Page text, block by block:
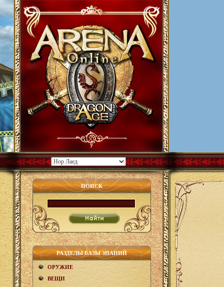
ПОИСК
РАЗДЕЛЫ БАЗЫ ЗНАНИЙ
ОРУЖИЕ
ВЕЩИ